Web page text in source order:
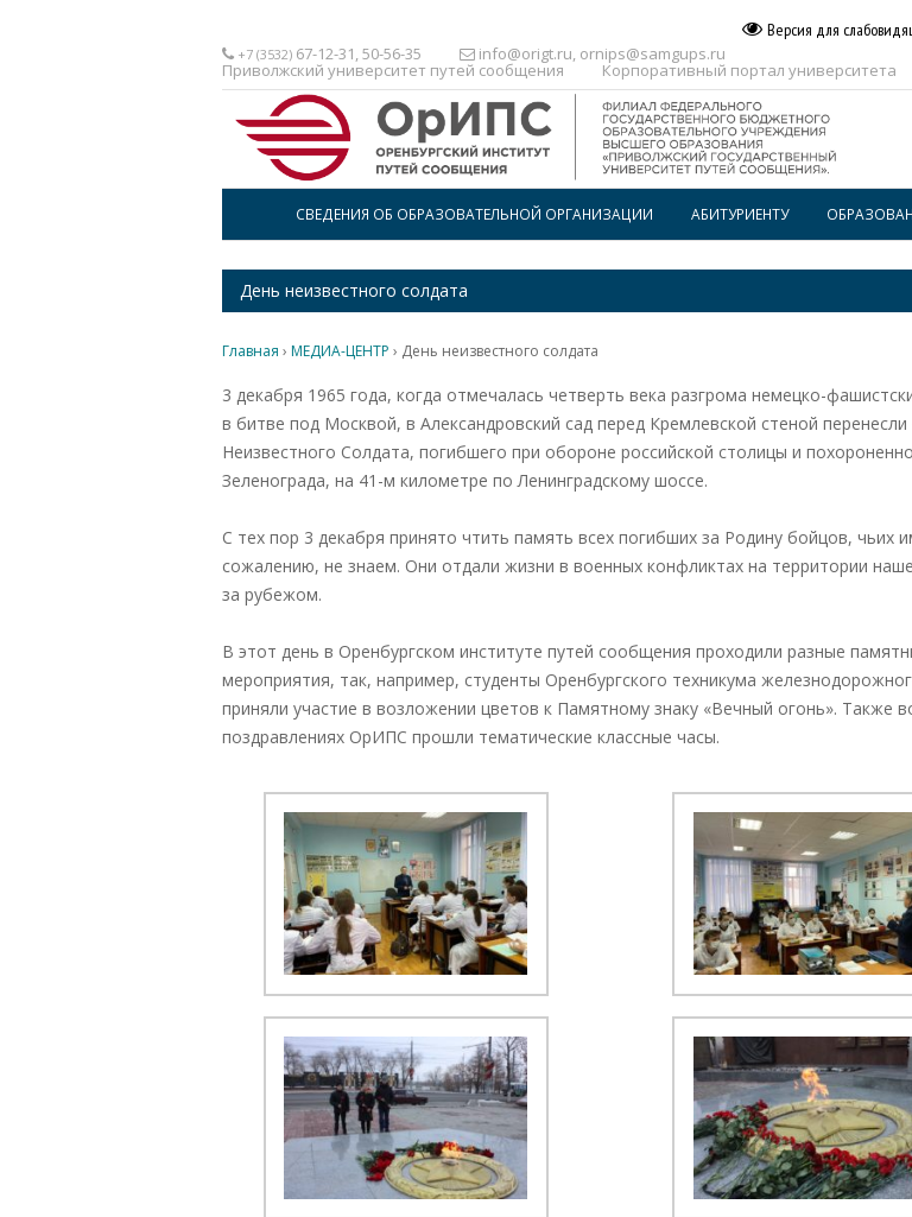
Версия для
+7 (3532) 67-12-31, 50-56-35 info@origt.ru, ornips@samgups.ru
Приволжский университет путей сообщения Корпоративный портал университета
СВЕДЕНИЯ ОБ ОБРАЗОВАТЕЛЬНОЙ ОРГАНИЗАЦИИ АБИТУРИЕНТУ
День неизвестного солдата
Главная › МЕДИА-ЦЕНТР › День неизвестного солдата
3 декабря 1965 года, когда отмечалась четверть века разгрома немецко-
в битве под Москвой, в Александровский сад перед Кремлевской стеной перенесли
Неизвестного Солдата, погибшего при обороне российской столицы и
Зеленограда, на 41-м километре по Ленинградскому шоссе.
С тех пор 3 декабря принято чтить память всех погибших за Родину бойцов, чьих
сожалению, не знаем. Они отдали жизни в военных конфликтах на территории
за рубежом.
В этот день в Оренбургском институте путей сообщения проходили разные
мероприятия, так, например, студенты Оренбургского техникума
приняли участие в возложении цветов к Памятному знаку «Вечный огонь». Также
поздравлениях ОрИПС прошли тематические классные часы.